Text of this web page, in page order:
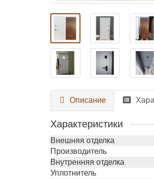
Описание
Характеристики
Внешняя отделка
Производитель
Внутренняя отделка
Уплотнитель